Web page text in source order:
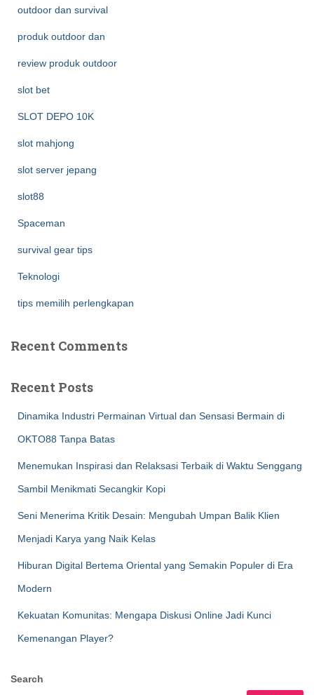
outdoor dan survival
produk outdoor dan
review produk outdoor
slot bet
SLOT DEPO 10K
slot mahjong
slot server jepang
slot88
Spaceman
survival gear tips
Teknologi
tips memilih perlengkapan
Recent Comments
Recent Posts
Dinamika Industri Permainan Virtual dan Sensasi Bermain di
OKTO88 Tanpa Batas
Menemukan Inspirasi dan Relaksasi Terbaik di Waktu Senggang
Sambil Menikmati Secangkir Kopi
Seni Menerima Kritik Desain: Mengubah Umpan Balik Klien
Menjadi Karya yang Naik Kelas
Hiburan Digital Bertema Oriental yang Semakin Populer di Era
Modern
Kekuatan Komunitas: Mengapa Diskusi Online Jadi Kunci
Kemenangan Player?
Search